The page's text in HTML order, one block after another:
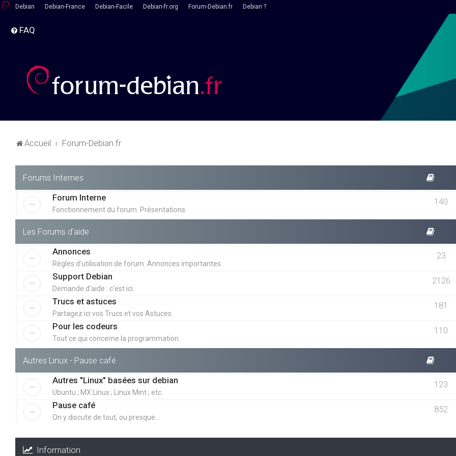
Debian Debian-France Debian-Facile Debian-fr.org Forum-Debian.fr Debian ?
FAQ
Accueil Forum-Debian.fr
Forums Internes
Forum Interne
Fonctionnement du forum. Présentations.
140
Les Forums d'aide
Annonces
Règles d'utilisation de forum. Annonces importantes.
23
Support Debian
Demande d'aide : c'est ici.
2126
Trucs et astuces
Partagez ici vos Trucs et vos Astuces.
181
Pour les codeurs
Tout ce qui concerne la programmation.
110
Autres Linux - Pause café
Autres "Linux" basées sur debian
Ubuntu ; MX Linux ; Linux Mint ; etc.
123
Pause café
On y discute de tout, ou presque...
852
Information